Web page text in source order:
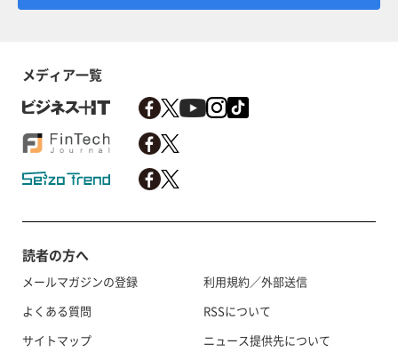
メディア一覧
読者の方へ
メールマガジンの登録
よくある質問
サイトマップ
利用規約／外部送信
RSSについて
ニュース提供先について